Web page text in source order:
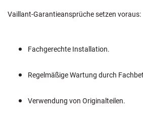
Vaillant-Garantieansprüche setzen voraus:
Fachgerechte Installation.
Regelmäßige Wartung durch
Verwendung von Originalteilen.